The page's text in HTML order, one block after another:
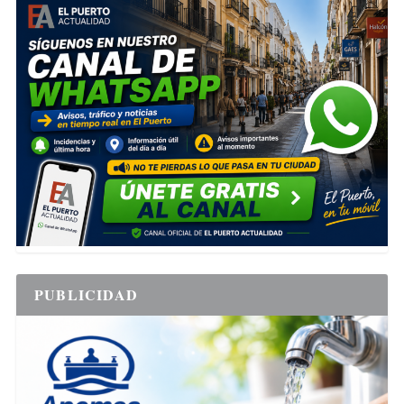
PUBLICIDAD